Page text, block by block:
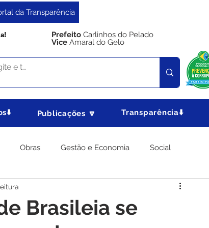
da Transparência
Prefeito Carlinhos do Pelado
Vice Amaral do Gelo
Publicações 🔽 Transparência⬇️
Obras Gestão e Economia Social
Meio Ambiente
Brasileia se